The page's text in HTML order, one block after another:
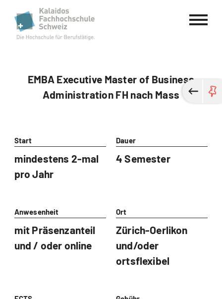
Kalaidos Fachhochschule Schweiz
EMBA Executive Master of Business
Administration FH nach Mass
Start
mindestens 2-mal
pro Jahr
Dauer
4 Semester
Anwesenheit
mit Präsenzanteil
und / oder online
Ort
Zürich-Oerlikon
und/oder
ortsflexibel